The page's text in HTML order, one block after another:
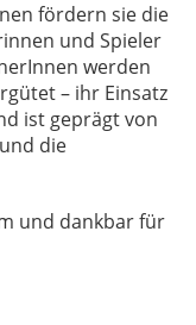
fördern sie die
und Spieler
werden
– ihr Einsatz
ist geprägt von
die
und dankbar für